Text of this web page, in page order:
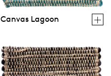
Canvas Lagoon